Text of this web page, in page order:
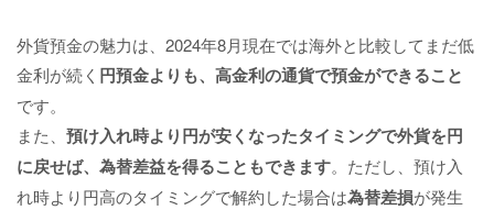
外貨預金の魅力は、2024年8月現在では海外と比較してまだ低
金利が続く 円預金よりも、高金利の通貨で預金ができること
です。
また、 預け入れ時より円が安くなったタイミングで外貨を円
に戻せば、為替差益を得ることもできます。ただし、預け入
れ時より円高のタイミングで解約した場合は為替差損が発生